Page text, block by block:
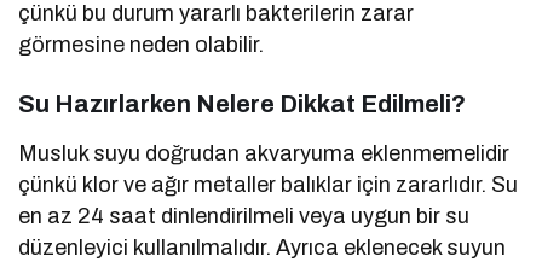
çünkü bu durum yararlı bakterilerin zarar
görmesine neden olabilir.
Su Hazırlarken Nelere Dikkat Edilmeli?
Musluk suyu doğrudan akvaryuma eklenmemelidir
çünkü klor ve ağır metaller balıklar için zararlıdır. Su
en az 24 saat dinlendirilmeli veya uygun bir su
düzenleyici kullanılmalıdır. Ayrıca eklenecek suyun